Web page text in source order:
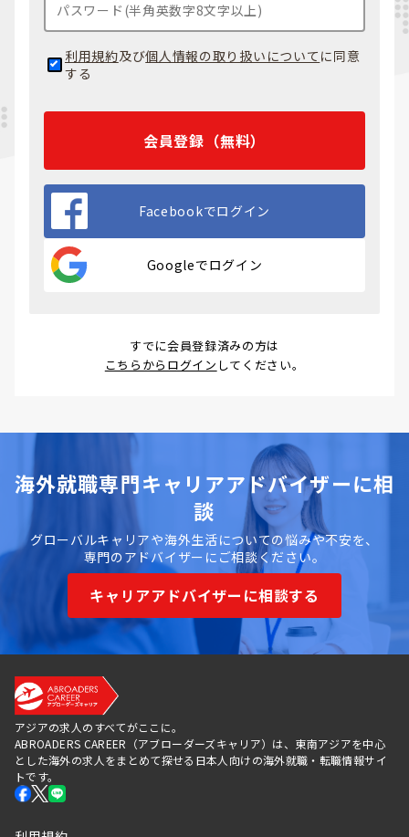
利用規約及び個人情報の取り扱いについて に同意
する
会員登録（無料）
Facebookでログイン
Googleでログイン
すでに会員登録済みの方は
こちらからログイン してください。
海外就職専門キャリアアドバイザーに相
談
グローバルキャリアや海外生活についての悩みや不安を、
専門のアドバイザーにご相談ください。
キャリアアドバイザーに相談する
アジアの求人のすべてがここに。
ABROADERS CAREER（アブローダーズキャリア）は、東南アジアを中心
とした海外の求人をまとめて探せる日本人向けの海外就職・転職情報サイ
トです。